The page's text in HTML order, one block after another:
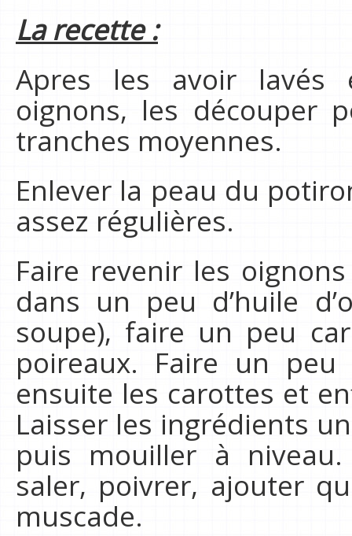
La recette :
Apres les avoir lavés
oignons, les découper
tranches moyennes.
Enlever la peau du
assez régulières.
Faire revenir les
dans un peu d’huile
soupe), faire un peu
poireaux. Faire un
ensuite les carottes et
Laisser les ingrédients
puis mouiller à
saler, poivrer, ajouter
muscade.